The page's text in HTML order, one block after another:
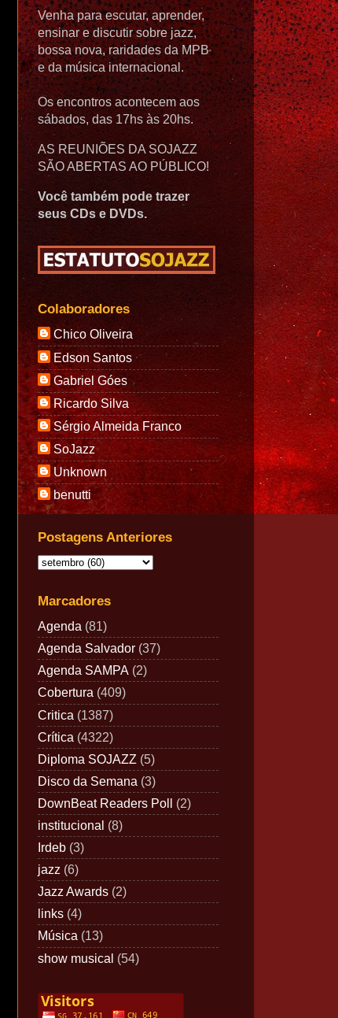
Venha para escutar, aprender,
ensinar e discutir sobre jazz,
bossa nova, raridades da MPB
e da música internacional.
Os encontros acontecem aos
sábados, das 17hs às 20hs.
AS REUNIÕES DA SOJAZZ
SÃO ABERTAS AO PÚBLICO!
Você também pode trazer
seus CDs e DVDs.
Colaboradores
Chico Oliveira
Edson Santos
Gabriel Góes
Ricardo Silva
Sérgio Almeida Franco
SoJazz
Unknown
benutti
Postagens Anteriores
Marcadores
Agenda (81)
Agenda Salvador (37)
Agenda SAMPA (2)
Cobertura (409)
Critica (1387)
Crítica (4322)
Diploma SOJAZZ (5)
Disco da Semana (3)
DownBeat Readers Poll (2)
institucional (8)
Irdeb (3)
jazz (6)
Jazz Awards (2)
links (4)
Música (13)
show musical (54)